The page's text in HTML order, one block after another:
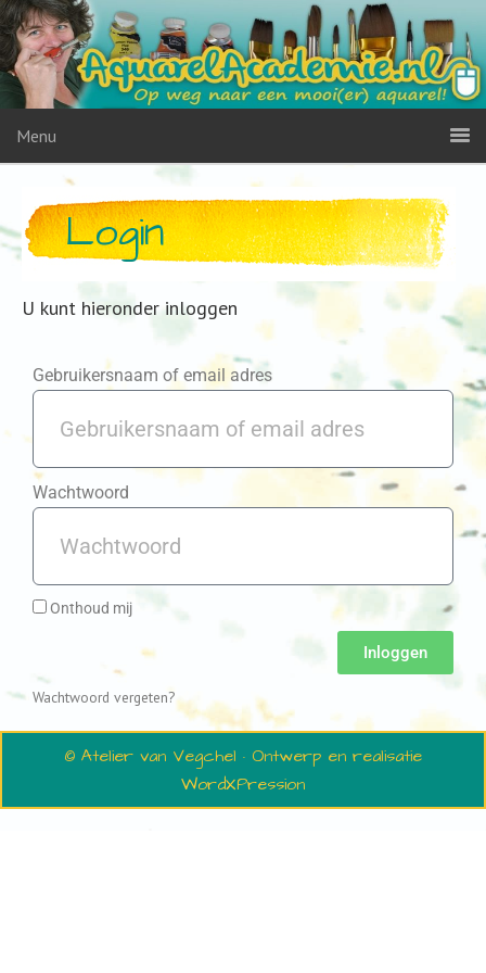
Menu
Login
U kunt hieronder inloggen
Gebruikersnaam of email adres
Wachtwoord
Onthoud mij
Inloggen
Wachtwoord vergeten?
© Atelier van Vegchel · Ontwerp en realisatie
WordXPression